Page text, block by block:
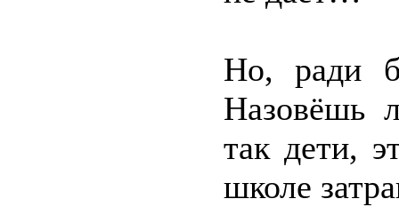
Но, ради
Назовёшь
так дети,
школе